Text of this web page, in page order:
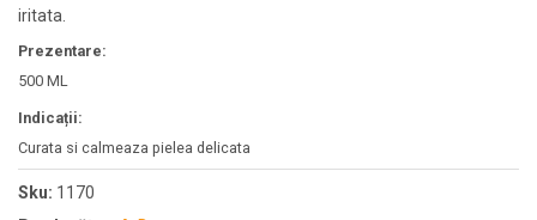
iritata.
Prezentare:
500 ML
Indicații:
Curata si calmeaza pielea delicata
Sku: 1170